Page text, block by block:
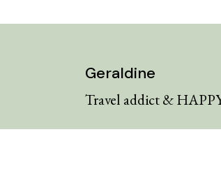
Geraldine
Travel addict &